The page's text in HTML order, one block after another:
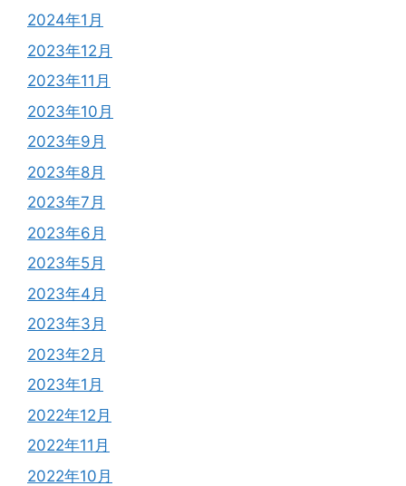
2024年1月
2023年12月
2023年11月
2023年10月
2023年9月
2023年8月
2023年7月
2023年6月
2023年5月
2023年4月
2023年3月
2023年2月
2023年1月
2022年12月
2022年11月
2022年10月